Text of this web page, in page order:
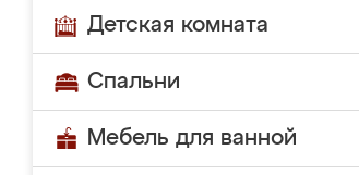
Детская комната
Спальни
Мебель для ванной